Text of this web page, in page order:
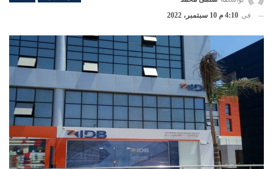
في 4:10 م 10 سبتمبر، 2022